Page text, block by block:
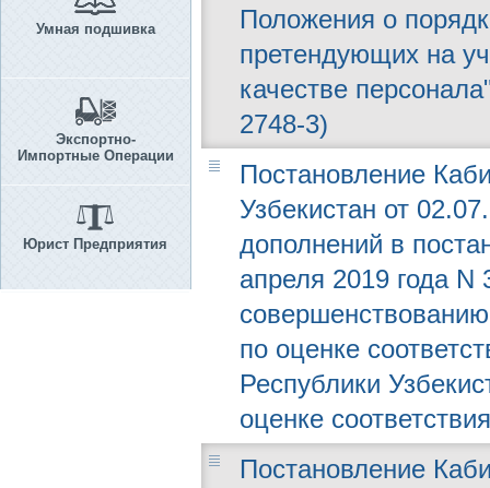
Умная подшивка
Экспортно-
Импортные Операции
Юрист Предприятия
Положения о
претендующих на
качестве
2748-3)
Постановление
Узбекистан от
дополнений в
апреля 2019 года
по оценке
Республики
оценке
Постановление